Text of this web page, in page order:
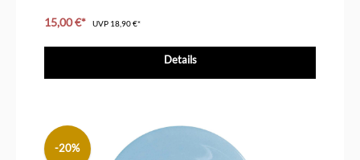
15,00 €* UVP 18,90 €*
Details
-20%